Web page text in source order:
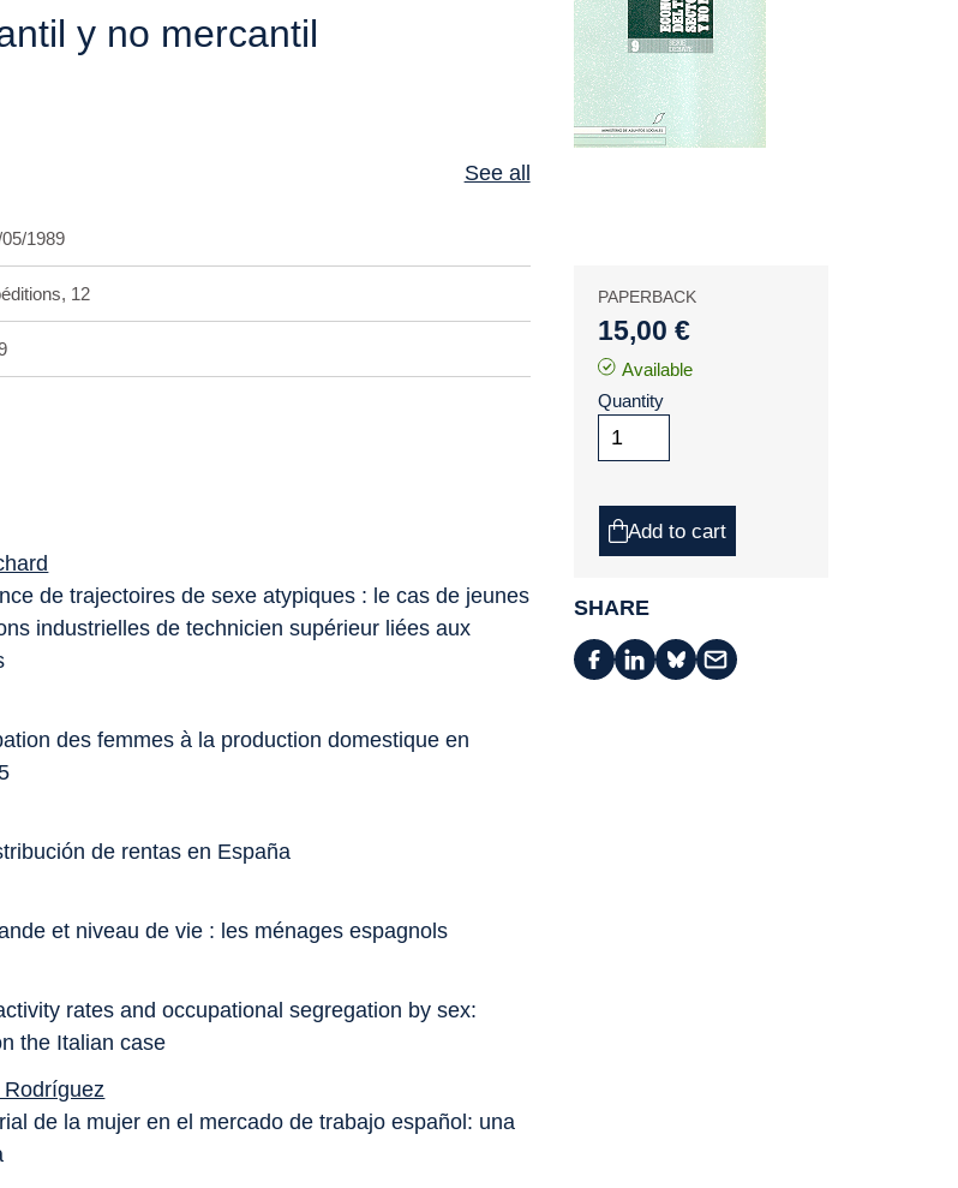
y no mercantil
See all
1989
12
de trajectoires de sexe atypiques : le cas de jeunes
industrielles de technicien supérieur liées aux
des femmes à la production domestique en
de rentas en España
et niveau de vie : les ménages espagnols
rates and occupational segregation by sex:
the Italian case
de la mujer en el mercado de trabajo español: una
PAPERBACK
15,00 €
Available
Quantity
Add to cart
SHARE